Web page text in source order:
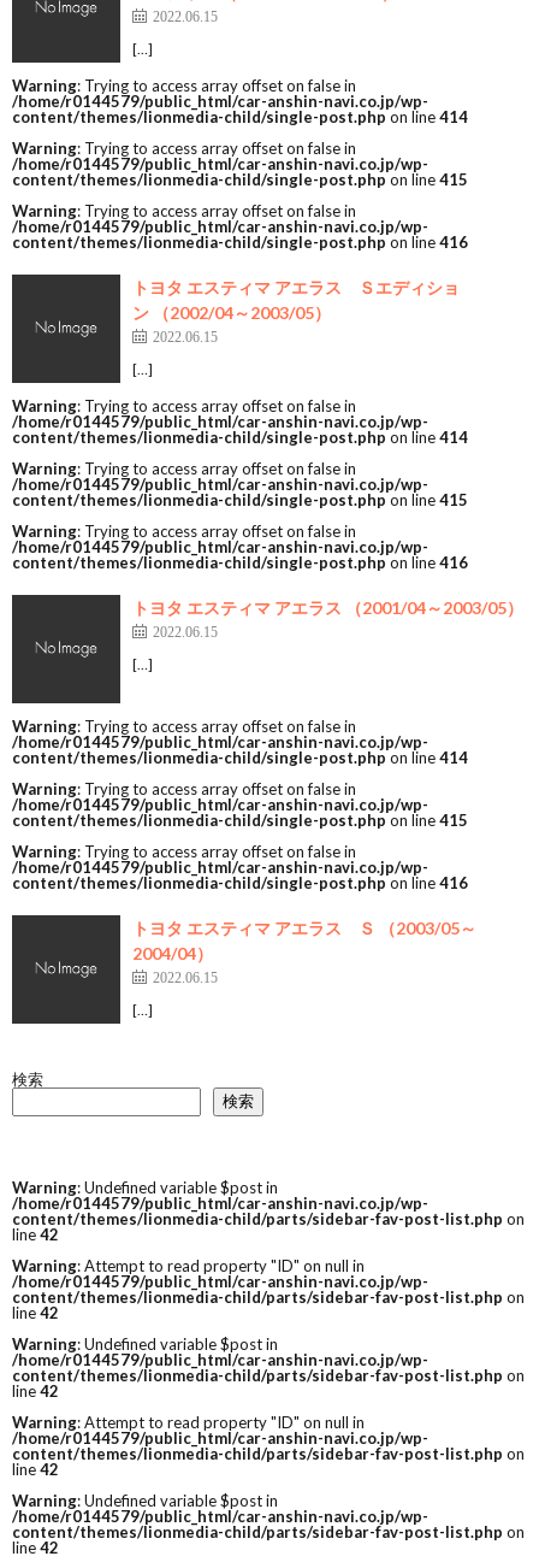
2022.06.15
[…]
Warning: Trying to access array offset on false in
/home/r0144579/public_html/car-anshin-navi.co.jp/wp-
content/themes/lionmedia-child/single-post.php on line414
Warning: Trying to access array offset on false in
/home/r0144579/public_html/car-anshin-navi.co.jp/wp-
content/themes/lionmedia-child/single-post.php on line415
Warning: Trying to access array offset on false in
/home/r0144579/public_html/car-anshin-navi.co.jp/wp-
content/themes/lionmedia-child/single-post.php on line416
トヨタ エスティマ アエラス Ｓエディショ
ン （2002/04～2003/05）
2022.06.15
[…]
Warning: Trying to access array offset on false in
/home/r0144579/public_html/car-anshin-navi.co.jp/wp-
content/themes/lionmedia-child/single-post.php on line414
Warning: Trying to access array offset on false in
/home/r0144579/public_html/car-anshin-navi.co.jp/wp-
content/themes/lionmedia-child/single-post.php on line415
Warning: Trying to access array offset on false in
/home/r0144579/public_html/car-anshin-navi.co.jp/wp-
content/themes/lionmedia-child/single-post.php on line416
トヨタ エスティマ アエラス （2001/04～2003/05）
2022.06.15
[…]
Warning: Trying to access array offset on false in
/home/r0144579/public_html/car-anshin-navi.co.jp/wp-
content/themes/lionmedia-child/single-post.php on line414
Warning: Trying to access array offset on false in
/home/r0144579/public_html/car-anshin-navi.co.jp/wp-
content/themes/lionmedia-child/single-post.php on line415
Warning: Trying to access array offset on false in
/home/r0144579/public_html/car-anshin-navi.co.jp/wp-
content/themes/lionmedia-child/single-post.php on line416
トヨタ エスティマ アエラス Ｓ （2003/05～
2004/04）
2022.06.15
[…]
検索
検索
Warning: Undefined variable $post in
/home/r0144579/public_html/car-anshin-navi.co.jp/wp-
content/themes/lionmedia-child/parts/sidebar-fav-post-list.php on
line42
Warning: Attempt to read property "ID" on null in
/home/r0144579/public_html/car-anshin-navi.co.jp/wp-
content/themes/lionmedia-child/parts/sidebar-fav-post-list.php on
line42
Warning: Undefined variable $post in
/home/r0144579/public_html/car-anshin-navi.co.jp/wp-
content/themes/lionmedia-child/parts/sidebar-fav-post-list.php on
line42
Warning: Attempt to read property "ID" on null in
/home/r0144579/public_html/car-anshin-navi.co.jp/wp-
content/themes/lionmedia-child/parts/sidebar-fav-post-list.php on
line42
Warning: Undefined variable $post in
/home/r0144579/public_html/car-anshin-navi.co.jp/wp-
content/themes/lionmedia-child/parts/sidebar-fav-post-list.php on
line42